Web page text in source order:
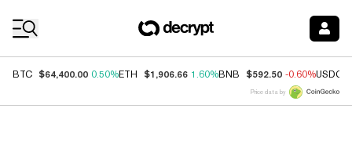
BTC $64,400.00 0.50%ETH $1,906.66 1.60%BNB $592.50 -0.60%USDC
Price data by